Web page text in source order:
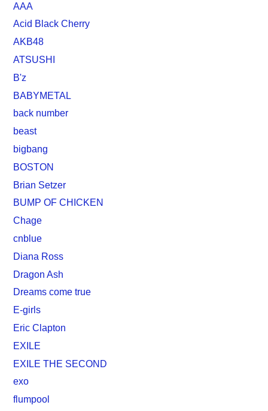
AAA
Acid Black Cherry
AKB48
ATSUSHI
B'z
BABYMETAL
back number
beast
bigbang
BOSTON
Brian Setzer
BUMP OF CHICKEN
Chage
cnblue
Diana Ross
Dragon Ash
Dreams come true
E-girls
Eric Clapton
EXILE
EXILE THE SECOND
exo
flumpool